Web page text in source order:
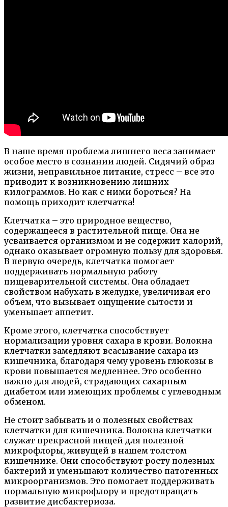
В наше время проблема лишнего веса занимает
особое место в сознании людей. Сидячий образ
жизни, неправильное питание, стресс – все это
приводит к возникновению лишних
килограммов. Но как с ними бороться? На
помощь приходит клетчатка!
Клетчатка – это природное вещество,
содержащееся в растительной пище. Она не
усваивается организмом и не содержит калорий,
однако оказывает огромную пользу для здоровья.
В первую очередь, клетчатка помогает
поддерживать нормальную работу
пищеварительной системы. Она обладает
свойством набухать в желудке, увеличивая его
объем, что вызывает ощущение сытости и
уменьшает аппетит.
Кроме этого, клетчатка способствует
нормализации уровня сахара в крови. Волокна
клетчатки замедляют всасывание сахара из
кишечника, благодаря чему уровень глюкозы в
крови повышается медленнее. Это особенно
важно для людей, страдающих сахарным
диабетом или имеющих проблемы с углеводным
обменом.
Не стоит забывать и о полезных свойствах
клетчатки для кишечника. Волокна клетчатки
служат прекрасной пищей для полезной
микрофлоры, живущей в нашем толстом
кишечнике. Они способствуют росту полезных
бактерий и уменьшают количество патогенных
микроорганизмов. Это помогает поддерживать
нормальную микрофлору и предотвращать
развитие дисбактериоза.